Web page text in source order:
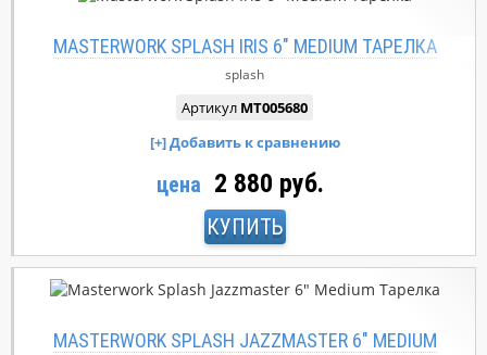
MASTERWORK SPLASH IRIS 6" MEDIUM ТАРЕЛКА
splash
Артикул MT005680
цена 2 880 руб.
КУПИТЬ
MASTERWORK SPLASH JAZZMASTER 6" MEDIUM